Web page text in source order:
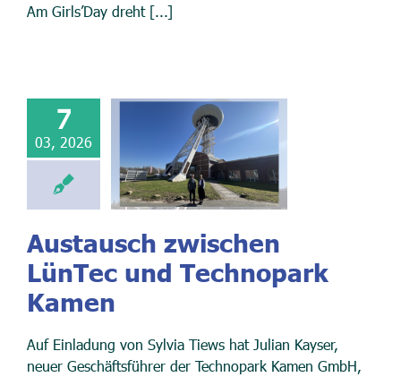
Am Girls’Day dreht [...]
7
03, 2026
Austausch zwischen
LünTec und Technopark
Kamen
Auf Einladung von Sylvia Tiews hat Julian Kayser,
neuer Geschäftsführer der Technopark Kamen GmbH,